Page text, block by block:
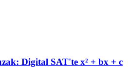
Digital SAT'te x² + bx + c